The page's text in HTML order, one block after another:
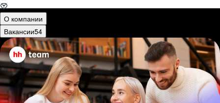
О компании
Вакансии54